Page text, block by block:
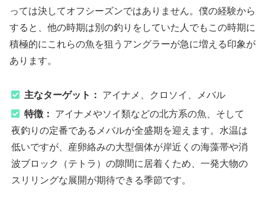
っては決してオフシーズンではありません。僕の経験から
すると、他の時期は別の釣りをしていた人でもこの時期に
積極的にこれらの魚を狙うアングラーが急に増える印象が
あります。
主なターゲット：
アイナメ、クロソイ、メバル
特徴：
アイナメやソイ類などの北方系の魚、そして
夜釣りの定番であるメバルが全盛期を迎えます。水温は
低いですが、産卵絡みの大型個体が岸近くの海藻帯や消
波ブロック（テトラ）の隙間に居着くため、一発大物の
スリリングな展開が期待できる季節です。